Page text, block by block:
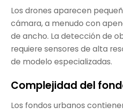
Los drones aparecen
cámara, a menudo con
de ancho. La detección de
requiere sensores de alta
de modelo especializadas.
Complejidad del
Los fondos urbanos